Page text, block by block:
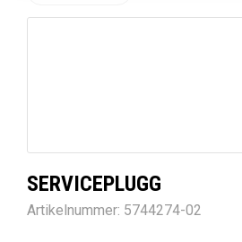
SERVICEPLUGG
Artikelnummer: 5744274-02